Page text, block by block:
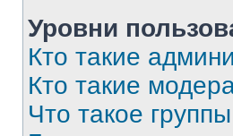
Уровни
Кто такие
Кто такие
Что такое